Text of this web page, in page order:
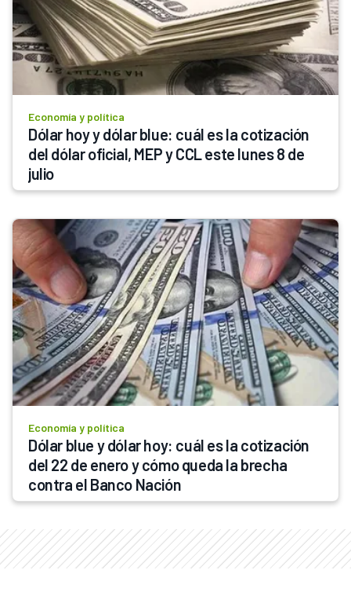
Economía y política
Dólar hoy y dólar blue: cuál es la cotización
del dólar oficial, MEP y CCL este lunes 8 de
julio
Economía y política
Dólar blue y dólar hoy: cuál es la cotización
del 22 de enero y cómo queda la brecha
contra el Banco Nación